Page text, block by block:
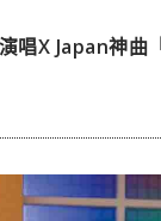
唱X Japan神曲